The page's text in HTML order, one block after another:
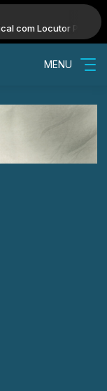
com Locutor Padrão
- CALLADO - DÉO
MENU